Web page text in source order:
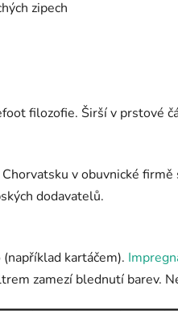
zipech
filozofie. Širší v prstové
Chorvatsku v obuvnické
dodavatelů.
kartáčem).
zamezí blednutí barev.